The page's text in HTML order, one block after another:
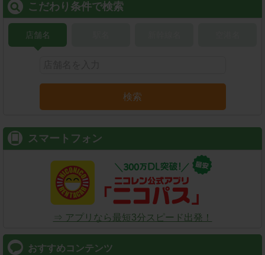
こだわり条件で検索
店舗名
検索
スマートフォン
⇒ アプリなら最短3分スピード出発！
おすすめコンテンツ